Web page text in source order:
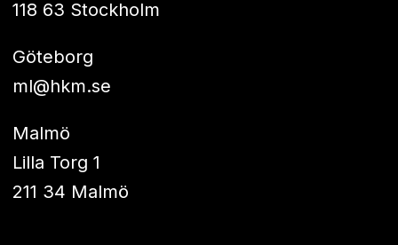
118 63 Stockholm
Göteborg
ml@hkm.se
Malmö
Lilla Torg 1
211 34 Malmö